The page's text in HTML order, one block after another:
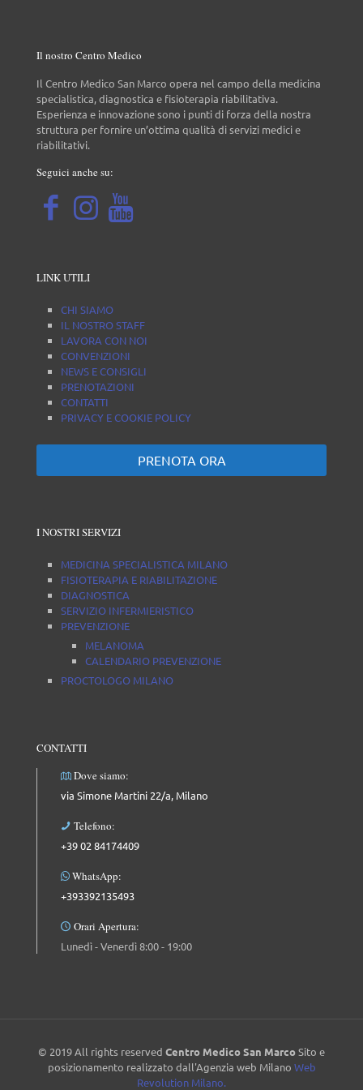
Il nostro Centro Medico
Il Centro Medico San Marco opera nel campo della medicina
specialistica, diagnostica e fisioterapia riabilitativa.
Esperienza e innovazione sono i punti di forza della nostra
struttura per fornire un’ottima qualità di servizi medici e
riabilitativi.
Seguici anche su:
LINK UTILI
CHI SIAMO
IL NOSTRO STAFF
LAVORA CON NOI
CONVENZIONI
NEWS E CONSIGLI
PRENOTAZIONI
CONTATTI
PRIVACY E COOKIE POLICY
PRENOTA ORA
I NOSTRI SERVIZI
MEDICINA SPECIALISTICA MILANO
FISIOTERAPIA E RIABILITAZIONE
DIAGNOSTICA
SERVIZIO INFERMIERISTICO
PREVENZIONE
MELANOMA
CALENDARIO PREVENZIONE
PROCTOLOGO MILANO
CONTATTI
Dove siamo:
via Simone Martini 22/a, Milano
Telefono:
+39 02 84174409
WhatsApp:
+393392135493
Orari Apertura:
Lunedì - Venerdì 8:00 - 19:00
© 2019 All rights reserved Centro Medico San MarcoSito e
posizionamento realizzato dall'Agenzia web Milano Web
Revolution Milano.